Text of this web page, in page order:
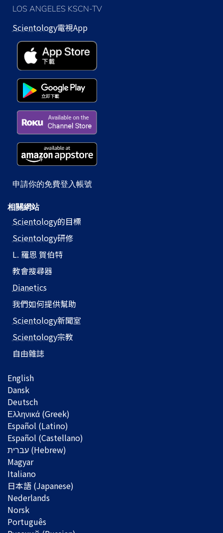
LOS ANGELES KSCN-TV
Scientology電視App
申請你的免費登入帳號
相關網站
Scientology的目標
Scientology研修
L. 羅恩 賀伯特
教會搜尋器
Dianetics
我們如何提供幫助
Scientology新聞室
Scientology宗教
自由雜誌
English
Dansk
Deutsch
Ελληνικά (Greek)
Español (Latino)
Español (Castellano)
Magyar
Italiano
日本語 (Japanese)
Nederlands
Norsk
Português